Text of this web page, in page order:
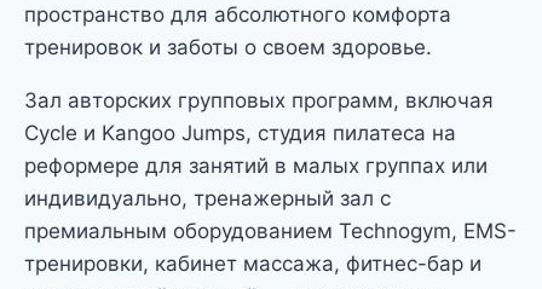
пространство для абсолютного комфорта
тренировок и заботы о своем здоровье.
Зал авторских групповых программ, включая
Cycle и Kangoo Jumps, студия пилатеса на
реформере для занятий в малых группах или
индивидуально, тренажерный зал с
премиальным оборудованием Technogym, EMS-
тренировки, кабинет массажа, фитнес-бар и